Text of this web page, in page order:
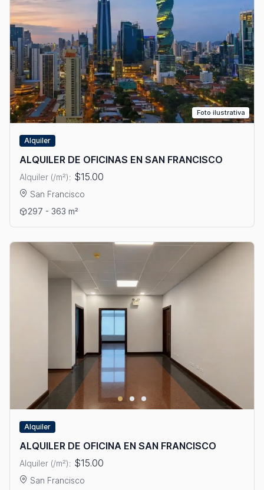
Foto ilustrativa
Alquiler
ALQUILER DE OFICINAS EN SAN FRANCISCO
Alquiler (/m²): $15.00
San Francisco
Ver detalles: ALQUILER DE OFICINAS EN SAN FRANCISCO
297 - 363 m²
Alquiler
ALQUILER DE OFICINA EN SAN FRANCISCO
Alquiler (/m²): $15.00
San Francisco